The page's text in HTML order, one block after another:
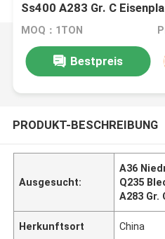
Ss400 A283 Gr. C
MOQ：1TON
Bestpreis
PRODUKT-BESCHREIBUNG
Ausgesucht:
A36
Q235
A283 Gr.
Herkunftsort China